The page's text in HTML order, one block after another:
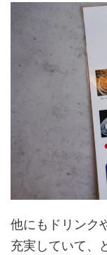
他にもドリンク
充実していて、